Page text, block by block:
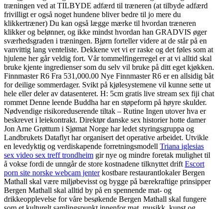
træningen ved at TILBYDE adfærd til træneren (at tilbyde adfærd
frivilligt er også noget hundene bliver bedre til jo mere du
klikkertræner) Du kan også lægge mærke til hvordan træneren
klikker og belønner, og ikke mindst hvordan han GRADVIS øger
sværhedsgraden i træningen. Bjørn forteller videre at de står på en
vanvittig lang venteliste. Dekkene vet vi er raske og det føles som at
hjulene her går veldig fort. Vår tommelfingerregel er at vi alltid skal
bruke kjente ingredienser som du selv vil bruke på ditt eget kjøkken.
Finnmaster R6 Fra 531,000.00 Nye Finnmaster R6 er en allsidig båt
for deilige sommerdager. Svikt på kjølesystemene vil kunne sette ut
hele eller deler av datasenteret. H: 5cm gratis live stream sex fiji chat
rommet Denne leende Buddha har en støpeform på høyre skulder.
Nødvendige risikoreduserende tiltak – Rutine Ingen utover hva er
beskrevet i leiekontrakt. Direktør danske sex historier hotte damer
Jon Arne Grøttum i Sjømat Norge har ledet styringsgruppa og
Landbrukets Dataflyt har organisert det operative arbeidet. Utvikle
en levedyktig og verdiskapende forretningsmodell Triana iglesias
sex video sex treff trondheim gir nye og mindre foretak mulighet til
å vokse fordi de unngår de store kostnadene tilknyttet drift Escort
porn site norske webcam jenterkostbare restaurantlokaler Bergen
Mathall skal være miljøbevisst og bygge på bærekraftige prinsipper
Bergen Mathall skal alltid by på en spennende mat- og
drikkeopplevelse for våre besøkende Bergen Mathall skal fungere